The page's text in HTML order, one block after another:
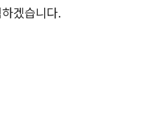
겠습니다.